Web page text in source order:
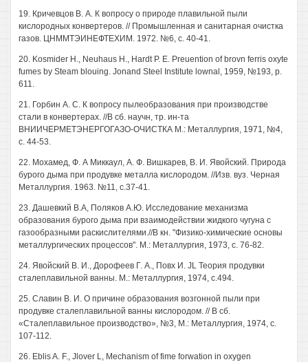
19. Кричевцов В. А. К вопросу о природе плавильной пыли
кислородных конвертеров. // Промышленная и санитарная очистка
газов. ЦНММТЭИНЕФТЕХИМ. 1972. №6, с. 40-41.
20. Kosmider Н., Neuhaus Н., Hardt P. Е. Preuention of brovn ferris oxyte
fumes by Steam blouing. Jonand Steel Institute lownal, 1959, №193, p.
611.
21. Горбин А. С. К вопросу пылеобразования при производстве
стали в конвертерах. //В сб. научн, тр. ин-та
ВНИИЧЕРМЕТЭНЕРГОГАЗО-ОЧИСТКА М.: Металлургия, 1971, №4,
с. 44-53.
22. Мохамед, Ф. А Миккаул, А. Ф. Вишкарев, В. И. Явойский. Природа
бурого дыма при продувке металла кислородом. //Изв. вуз. Черная
Металлургия. 1963. №11, с.37-41.
23. Дашевкий В.А, Поляков А.Ю. Исследование механизма
образования бурого дыма при взаимодействии жидкого чугуна с
газообразными раскислителями.//В кн. "Физико-химические основы
металлургических процессов". М.: Металлургия, 1973, с. 76-82.
24. Явойский В. И., Дорофеев Г. А., Повх И. JL Теория продувки
сталеплавильной ванны. М.: Металлургия, 1974, с.494.
25. Славин В. И. О причине образования возгонной пыли при
продувке сталеплавильной ванны кислородом. // В сб.
«Сталеплавильное производство», №3, М.: Металлургия, 1974, с.
107-112.
26. Eblis A. F., Jlover L, Mechanism of fime forwation in oxygen